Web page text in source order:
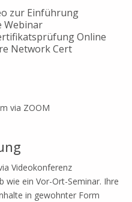
zur Einführung
Webinar
Online
Network Cert
via ZOOM
Videokonferenz
wie ein Vor-Ort-Seminar. Ihre
in gewohnter Form